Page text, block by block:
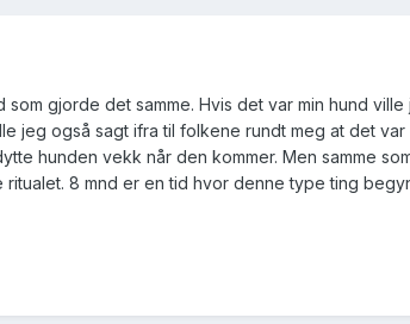
gjorde det samme. Hvis det var min hund ville
jeg også sagt ifra til folkene rundt meg at det
hunden vekk når den kommer. Men samme
8 mnd er en tid hvor denne type ting